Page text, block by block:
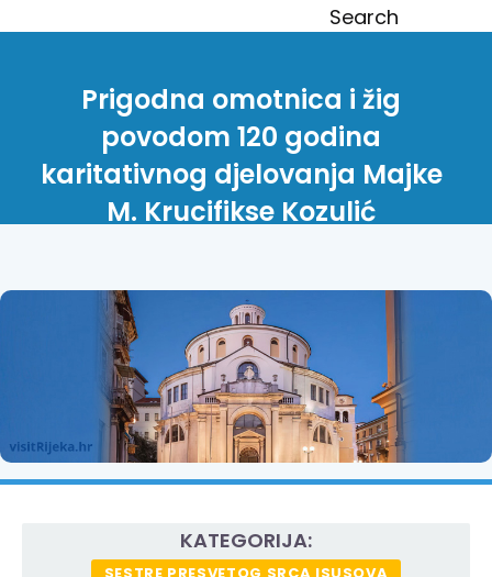
Search
Prigodna omotnica i žig
povodom 120 godina
karitativnog djelovanja Majke
M. Krucifikse Kozulić
KATEGORIJA: